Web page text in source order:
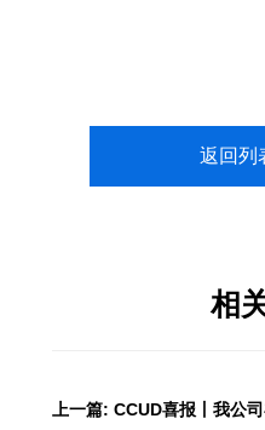
返回列
相
上一篇: CCUD喜报丨我公